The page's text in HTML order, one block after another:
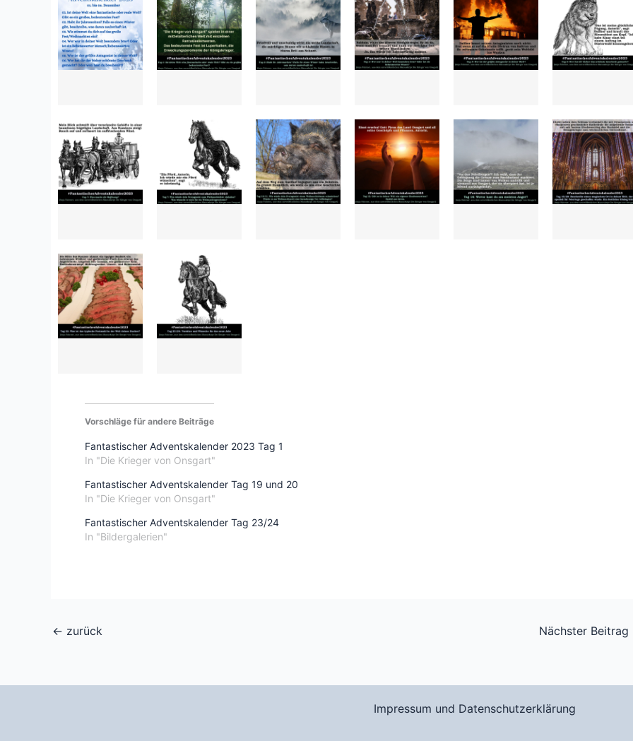
Vorschläge für andere Beiträge
Fantastischer Adventskalender 2023 Tag 1
In "Die Krieger von Onsgart"
Fantastischer Adventskalender Tag 19 und 20
In "Die Krieger von Onsgart"
Fantastischer Adventskalender Tag 23/24
In "Bildergalerien"
← zurück Nächster Beitrag
Impressum und Datenschutzerklärung